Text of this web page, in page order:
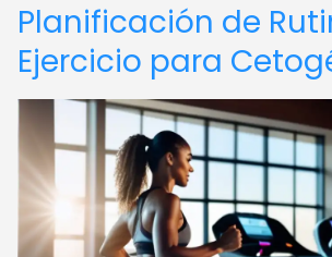
Planificación de
Ejercicio para